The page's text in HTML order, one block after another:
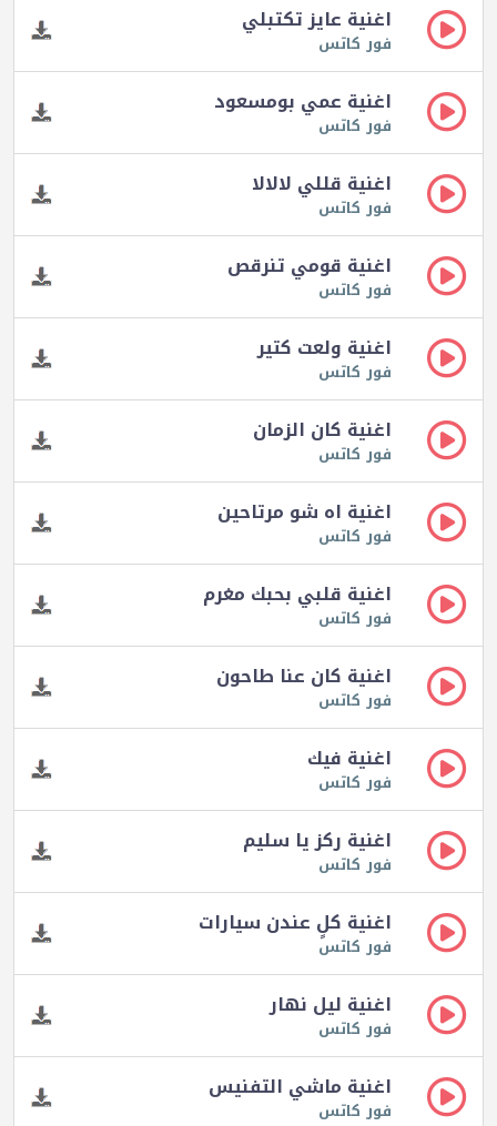
اغنية عايز تكتبلي
فور كاتس
اغنية عمي بومسعود
فور كاتس
اغنية قللي لالالا
فور كاتس
اغنية قومي تنرقص
فور كاتس
اغنية ولعت كتير
فور كاتس
اغنية كان الزمان
فور كاتس
اغنية اه شو مرتاحين
فور كاتس
اغنية قلبي بحبك مغرم
فور كاتس
اغنية كان عنا طاحون
فور كاتس
اغنية فيك
فور كاتس
اغنية ركز يا سليم
فور كاتس
اغنية كلٍ عندن سيارات
فور كاتس
اغنية ليل نهار
فور كاتس
اغنية ماشي التفنيس
فور كاتس